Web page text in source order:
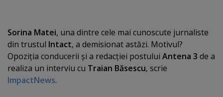
Sorina Matei, una dintre cele mai cunoscute jurnaliste
din trustul Intact, a demisionat astăzi. Motivul?
Opoziţia conducerii şi a redacţiei postului Antena 3 de a
realiza un interviu cu Traian Băsescu, scrie
ImpactNews.